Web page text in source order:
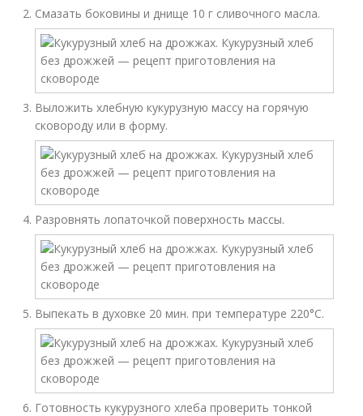
Смазать боковины и днище 10 г сливочного масла.
Выложить хлебную кукурузную массу на горячую
сковороду или в форму.
Разровнять лопаточкой поверхность массы.
Выпекать в духовке 20 мин. при температуре 220°С.
Готовность кукурузного хлеба проверить тонкой